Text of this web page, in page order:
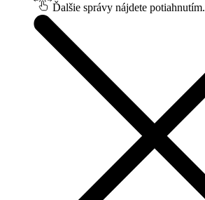
Ďalšie správy nájdete potiahnutím.